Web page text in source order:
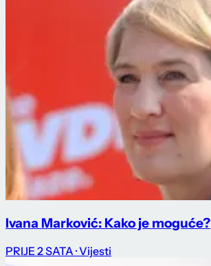
Ivana Marković: Kako je moguće?
PRIJE 2 SATA · Vijesti